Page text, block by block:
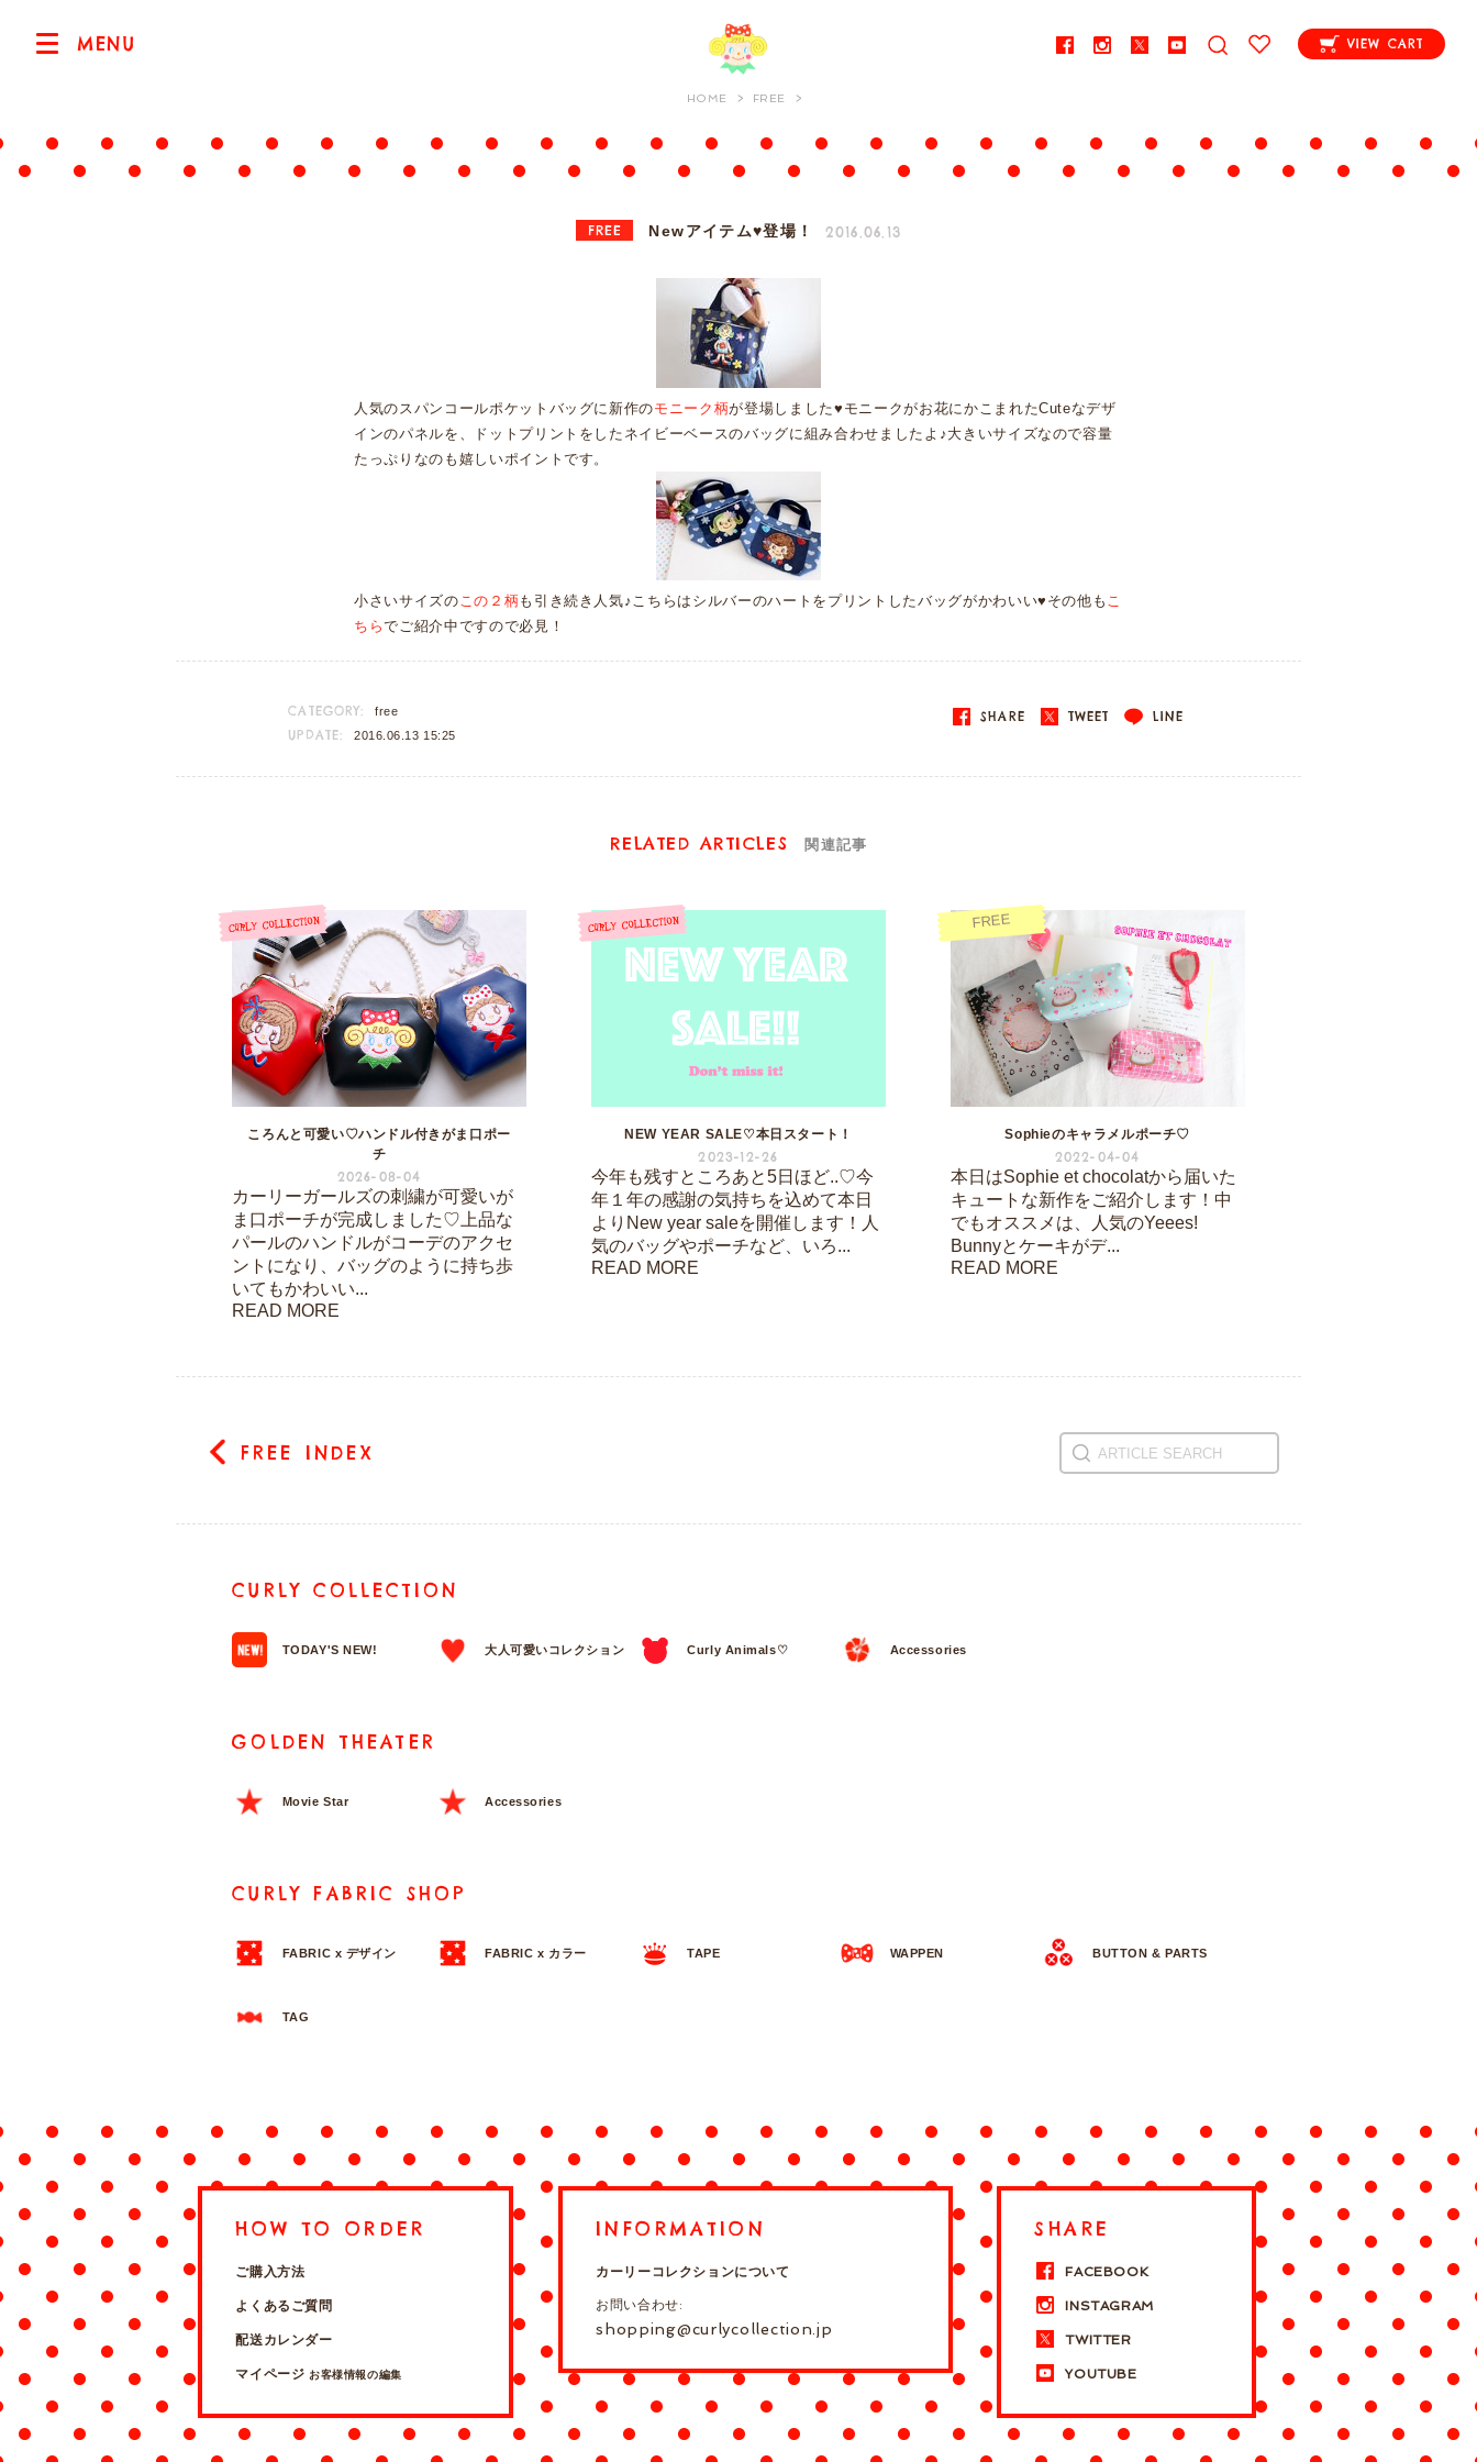
MENU VIEW CART
HOME FREE
FREE Newアイテム♥登場！ 2016.06.13
人気のスパンコールポケットバッグに新作のモニーク柄が登場しました♥モニークがお花にかこまれたCuteなデザ
インのパネルを、ドットプリントをしたネイビーベースのバッグに組み合わせましたよ♪大きいサイズなので容量
たっぷりなのも嬉しいポイントです。
小さいサイズのこの２柄 も引き続き人気♪こちらはシルバーのハートをプリントしたバッグがかわいい♥その他も こ
ちらでご紹介中ですので必見！
CATEGORY: free
UPDATE: 2016.06.13 15:25
SHARE TWEET LINE
RELATED ARTICLES 関連記事
ころんと可愛い♡ハンドル付きがま口ポー
チ
2026-08-04
カーリーガールズの刺繍が可愛いが
ま口ポーチが完成しました♡上品な
パールのハンドルがコーデのアクセ
ントになり、バッグのように持ち歩
いてもかわいい...
READ MORE
NEW YEAR SALE♡本日スタート！
2023-12-26
今年も残すところあと5日ほど..♡今
年１年の感謝の気持ちを込めて本日
よりNew year saleを開催します！人
気のバッグやポーチなど、いろ...
READ MORE
FREE
Sophieのキャラメルポーチ♡
2022-04-04
本日はSophie et chocolatから届いた
キュートな新作をご紹介します！中
でもオススメは、人気のYeees!
Bunnyとケーキがデ...
READ MORE
FREE INDEX
CURLY COLLECTION
TODAY'S NEW! 大人可愛いコレクション Curly Animals♡ Accessories
GOLDEN THEATER
Movie Star Accessories
CURLY FABRIC SHOP
FABRIC x デザイン FABRIC x カラー TAPE WAPPEN BUTTON & PARTS
TAG
HOW TO ORDER
ご購入方法
よくあるご質問
配送カレンダー
マイページ お客様情報の編集
INFORMATION
カーリーコレクションについて
お問い合わせ:
shopping@curlycollection.jp
SHARE
FACEBOOK
INSTAGRAM
TWITTER
YOUTUBE